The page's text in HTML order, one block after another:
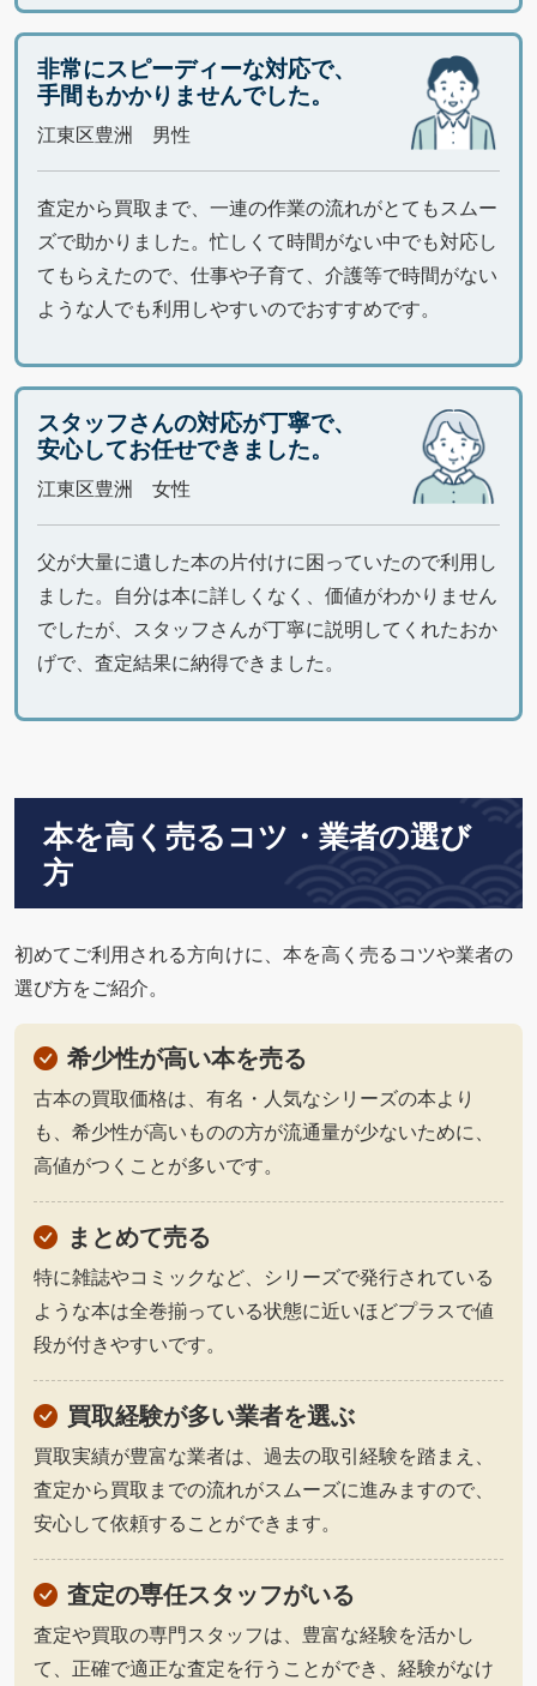
非常にスピーディーな対応で、
手間もかかりませんでした。
江東区豊洲 男性
査定から買取まで、一連の作業の流れがとてもスムー
ズで助かりました。忙しくて時間がない中でも対応し
てもらえたので、仕事や子育て、介護等で時間がない
ような人でも利用しやすいのでおすすめです。
スタッフさんの対応が丁寧で、
安心してお任せできました。
江東区豊洲 女性
父が大量に遺した本の片付けに困っていたので利用し
ました。自分は本に詳しくなく、価値がわかりません
でしたが、スタッフさんが丁寧に説明してくれたおか
げで、査定結果に納得できました。
本を高く売るコツ・業者の選び
方
初めてご利用される方向けに、本を高く売るコツや業者の
選び方をご紹介。
希少性が高い本を売る
古本の買取価格は、有名・人気なシリーズの本より
も、希少性が高いものの方が流通量が少ないために、
高値がつくことが多いです。
まとめて売る
特に雑誌やコミックなど、シリーズで発行されている
ような本は全巻揃っている状態に近いほどプラスで値
段が付きやすいです。
買取経験が多い業者を選ぶ
買取実績が豊富な業者は、過去の取引経験を踏まえ、
査定から買取までの流れがスムーズに進みますので、
安心して依頼することができます。
査定の専任スタッフがいる
査定や買取の専門スタッフは、豊富な経験を活かし
て、正確で適正な査定を行うことができ、経験がなけ